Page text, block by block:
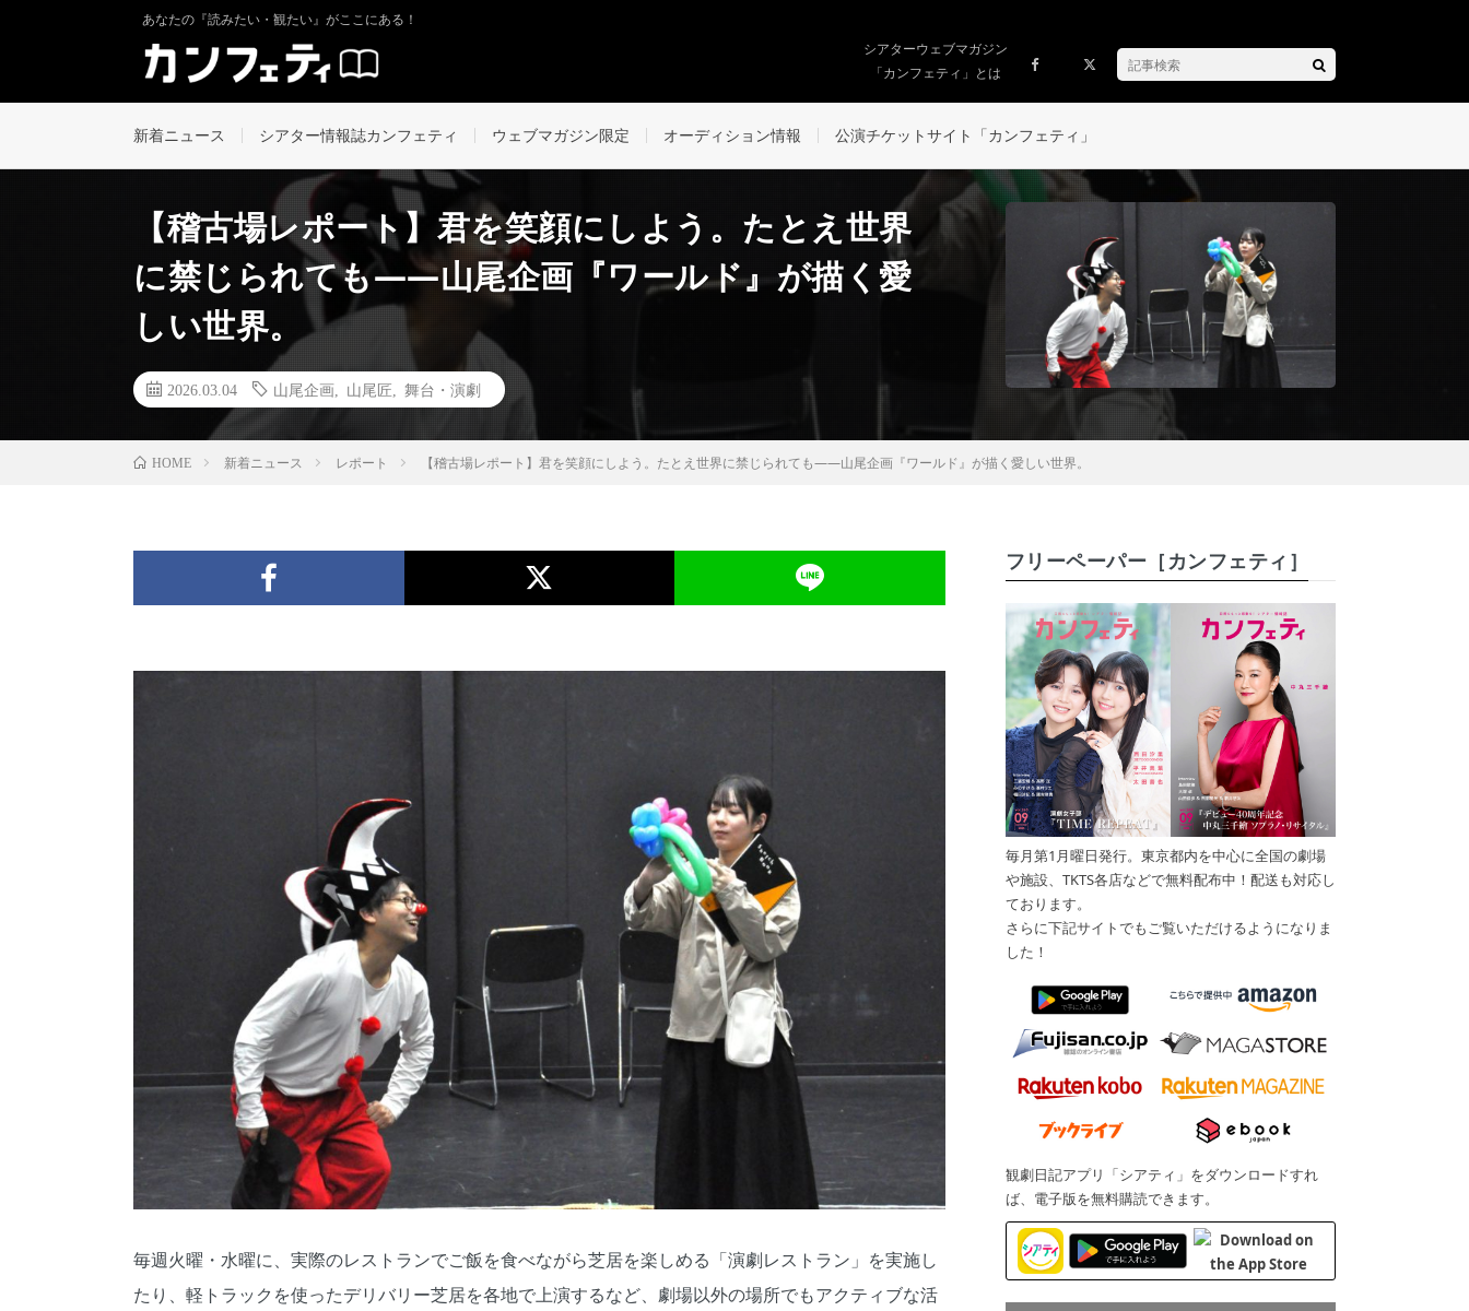
あなたの『読みたい・観たい』がここにある！
シアターウェブマガジン
「カンフェティ」とは
新着ニュース シアター情報誌カンフェティ ウェブマガジン限定 オーディション情報 公演チケットサイト「カンフェティ」
【稽古場レポート】君を笑顔にしよう。たとえ世界
に禁じられても――山尾企画『ワールド』が描く愛
しい世界。
2026.03.04 山尾企画 山尾匠 舞台・演劇
HOME 新着ニュース レポート 【稽古場レポート】君を笑顔にしよう。たとえ世界に禁じられても――山尾企画『ワールド』が描く愛しい世界。
毎週火曜・水曜に、実際のレストランでご飯を食べながら芝居を楽しめる「演劇レストラン」を実施し
たり、軽トラックを使ったデリバリー芝居を各地で上演するなど、劇場以外の場所でもアクティブな活
フリーペーパー［カンフェティ］
毎月第1月曜日発行。東京都内を中心に全国の劇場
や施設、TKTS各店などで無料配布中！配送も対応し
ております。
さらに下記サイトでもご覧いただけるようになりま
した！
観劇日記アプリ「シアティ」をダウンロードすれ
ば、電子版を無料購読できます。